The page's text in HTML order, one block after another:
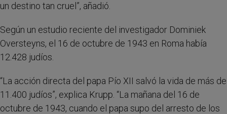
un destino tan cruel”, añadió.
Según un estudio reciente del investigador Dominiek
Oversteyns, el 16 de octubre de 1943 en Roma había
12.428 judíos.
“La acción directa del papa Pío XII salvó la vida de más de
11.400 judíos”, explica Krupp. “La mañana del 16 de
octubre de 1943, cuando el papa supo del arresto de los